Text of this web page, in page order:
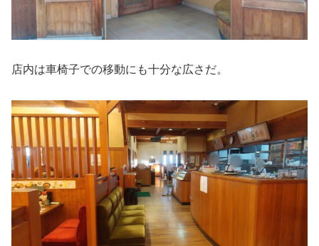
店内は車椅子での移動にも十分な広さだ。